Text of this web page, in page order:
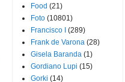
Food (21)
Foto (10801)
Francisco I
(289)
Frank de Varona (28)
Gisela Baranda (1)
Gordiano Lupi (15)
Gorki (14)